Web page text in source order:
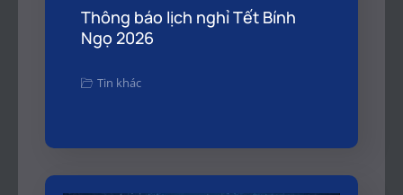
Thông báo lịch nghỉ Tết Bính
Ngọ 2026
Tin khác